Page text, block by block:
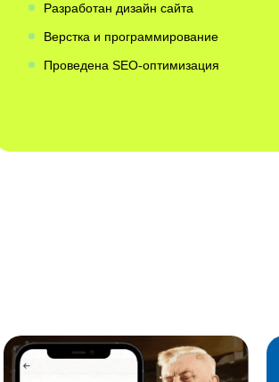
Разработан дизайн сайта
Верстка и программирование
Проведена SEO-оптимизация